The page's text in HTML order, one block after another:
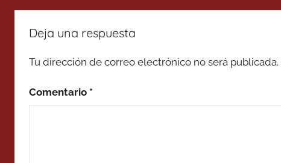
Deja una respuesta
Tu dirección de correo electrónico no será publicada.
Comentario *